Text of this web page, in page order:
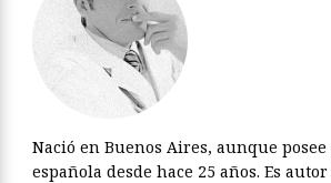
Nació en Buenos Aires, aunque
española desde hace 25 años. Es autor